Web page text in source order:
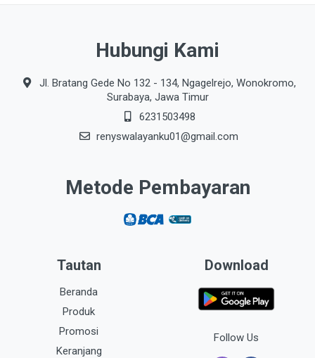
Hubungi Kami
Jl. Bratang Gede No 132 - 134, Ngagelrejo, Wonokromo,
Surabaya, Jawa Timur
6231503498
renyswalayanku01@gmail.com
Metode Pembayaran
Tautan
Beranda
Produk
Promosi
Keranjang
Download
Follow Us